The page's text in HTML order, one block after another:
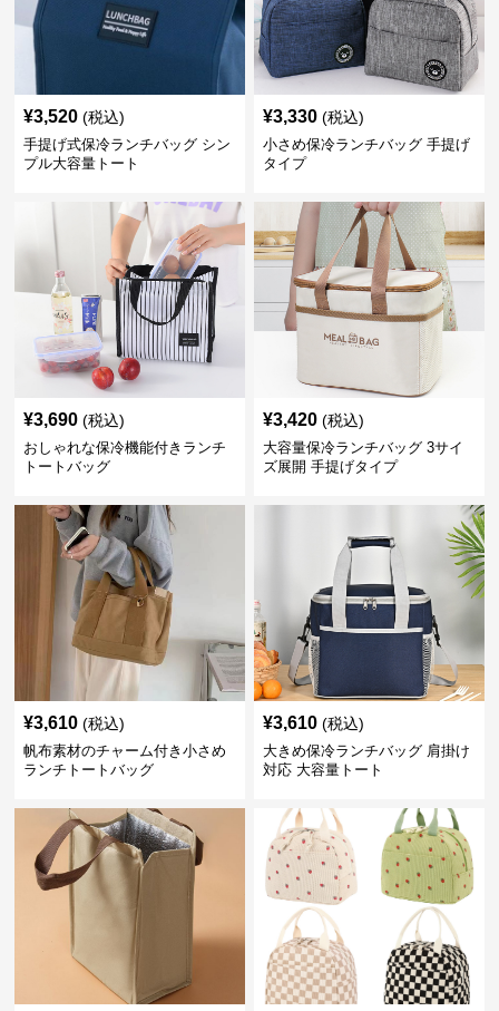
¥3,520 (税込)
手提げ式保冷ランチバッグ シン
プル大容量トート
¥3,330 (税込)
小さめ保冷ランチバッグ 手提げ
タイプ
¥3,690 (税込)
おしゃれな保冷機能付きランチ
トートバッグ
¥3,420 (税込)
大容量保冷ランチバッグ 3サイ
ズ展開 手提げタイプ
¥3,610 (税込)
帆布素材のチャーム付き小さめ
ランチトートバッグ
¥3,610 (税込)
大きめ保冷ランチバッグ 肩掛け
対応 大容量トート